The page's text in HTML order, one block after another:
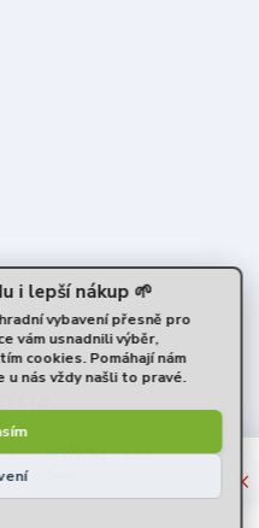
i lepší nákup 🌱
vybavení přesně pro
vám usnadnili výběr,
cookies. Pomáhají nám
nás vždy našli to pravé.
×
srpna 100 %★★★★★